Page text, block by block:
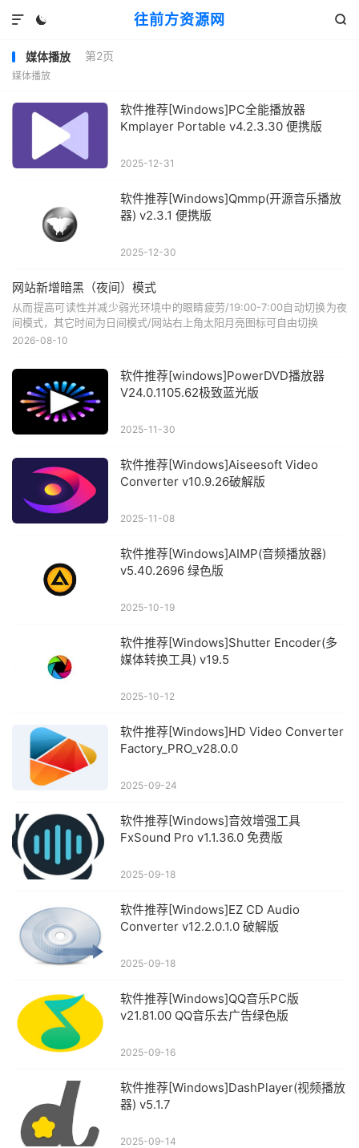
往前方资源网
 

媒体播放 第2页
媒体播放
软件推荐[Windows]PC全能播放器
Kmplayer Portable v4.2.3.30 便携版
2025-12-31
软件推荐[Windows]Qmmp(开源音乐播放
器) v2.3.1 便携版
2025-12-30
网站新增暗黑（夜间）模式
从而提高可读性并减少弱光环境中的眼睛疲劳/19:00-7:00自动切换为夜
间模式，其它时间为日间模式/网站右上角太阳月亮图标可自由切换
2026-08-10
软件推荐[windows]PowerDVD播放器
V24.0.1105.62极致蓝光版
2025-11-30
软件推荐[Windows]Aiseesoft Video
Converter v10.9.26破解版
2025-11-08
软件推荐[Windows]AIMP(音频播放器)
v5.40.2696 绿色版
2025-10-19
软件推荐[Windows]Shutter Encoder(多
媒体转换工具) v19.5
2025-10-12
软件推荐[Windows]HD Video Converter
Factory_PRO_v28.0.0
2025-09-24
软件推荐[Windows]音效增强工具
FxSound Pro v1.1.36.0 免费版
2025-09-18
软件推荐[Windows]EZ CD Audio
Converter v12.2.0.1.0 破解版
2025-09-18
软件推荐[Windows]QQ音乐PC版
v21.81.00 QQ音乐去广告绿色版
2025-09-16
软件推荐[Windows]DashPlayer(视频播放
器) v5.1.7
2025-09-14